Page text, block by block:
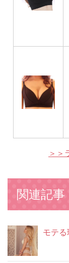
＞＞
関連記事
モテ